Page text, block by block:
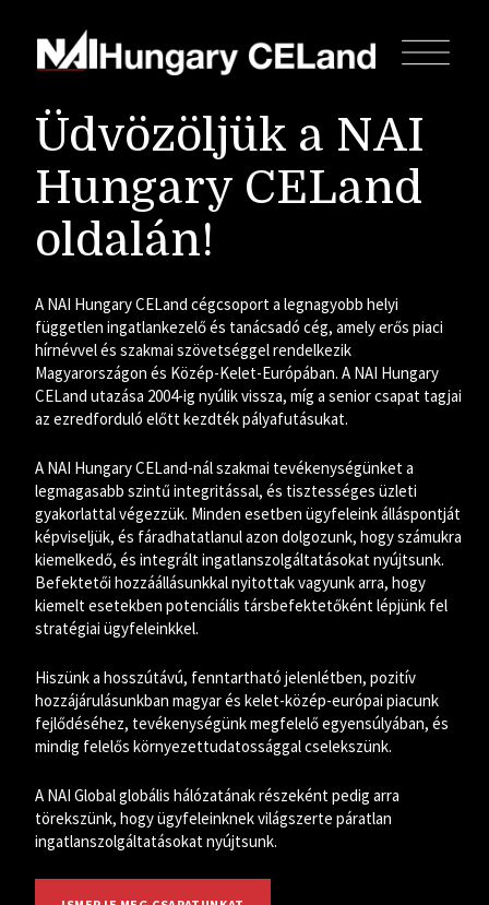
Üdvözöljük a NAI
Hungary CELand
oldalán!
A NAI Hungary CELand cégcsoport a legnagyobb helyi
független ingatlankezelő és tanácsadó cég, amely erős piaci
hírnévvel és szakmai szövetséggel rendelkezik
Magyarországon és Közép-Kelet-Európában. A NAI Hungary
CELand utazása 2004-ig nyúlik vissza, míg a senior csapat tagjai
az ezredforduló előtt kezdték pályafutásukat.
A NAI Hungary CELand-nál szakmai tevékenységünket a
legmagasabb szintű integritással, és tisztességes üzleti
gyakorlattal végezzük. Minden esetben ügyfeleink álláspontját
képviseljük, és fáradhatatlanul azon dolgozunk, hogy számukra
kiemelkedő, és integrált ingatlanszolgáltatásokat nyújtsunk.
Befektetői hozzáállásunkkal nyitottak vagyunk arra, hogy
kiemelt esetekben potenciális társbefektetőként lépjünk fel
stratégiai ügyfeleinkkel.
Hiszünk a hosszútávú, fenntartható jelenlétben, pozitív
hozzájárulásunkban magyar és kelet-közép-európai piacunk
fejlődéséhez, tevékenységünk megfelelő egyensúlyában, és
mindig felelős környezettudatossággal cselekszünk.
A NAI Global globális hálózatának részeként pedig arra
törekszünk, hogy ügyfeleinknek világszerte páratlan
ingatlanszolgáltatásokat nyújtsunk.